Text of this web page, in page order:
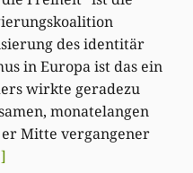
des identitär
in Europa ist das ein
wirkte geradezu
monatelangen
Mitte vergangener